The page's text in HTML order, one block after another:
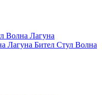
Бител Стул Волна